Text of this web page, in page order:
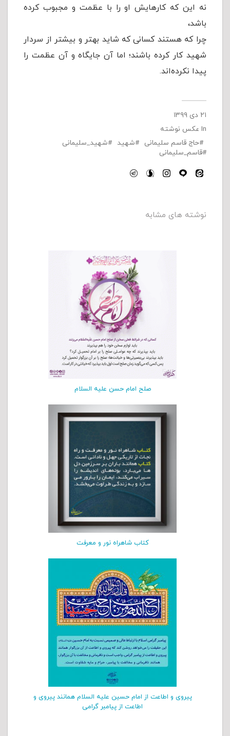
نه این که کارهایش او را با عظمت و مجبوب کرده
باشد،
چرا که هستند کسانی که شاید بهتر و بیشتر از سردار
شهید کار کرده باشند؛ اما آن جایگاه و آن عظمت را
پیدا نکرده‌اند.
۲۱ دی ۱۳۹۹
In عکس نوشته
حاج قاسم سلیمانی
شهید
شهید_سلیمانی
قاسم_سلیمانی
نوشته های مشابه
صلح امام حسن علیه السلام
کتاب شاهراه نور و معرفت
پیروی و اطاعت از امام حسین علیه السلام همانند پیروی و
اطاعت از پیامبر گرامی